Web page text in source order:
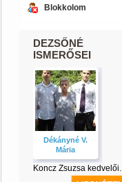
Blokkolom
DEZSŐNÉ
ISMERŐSEI
Dékányné V.
Mária
Koncz Zsuzsa kedvelői.